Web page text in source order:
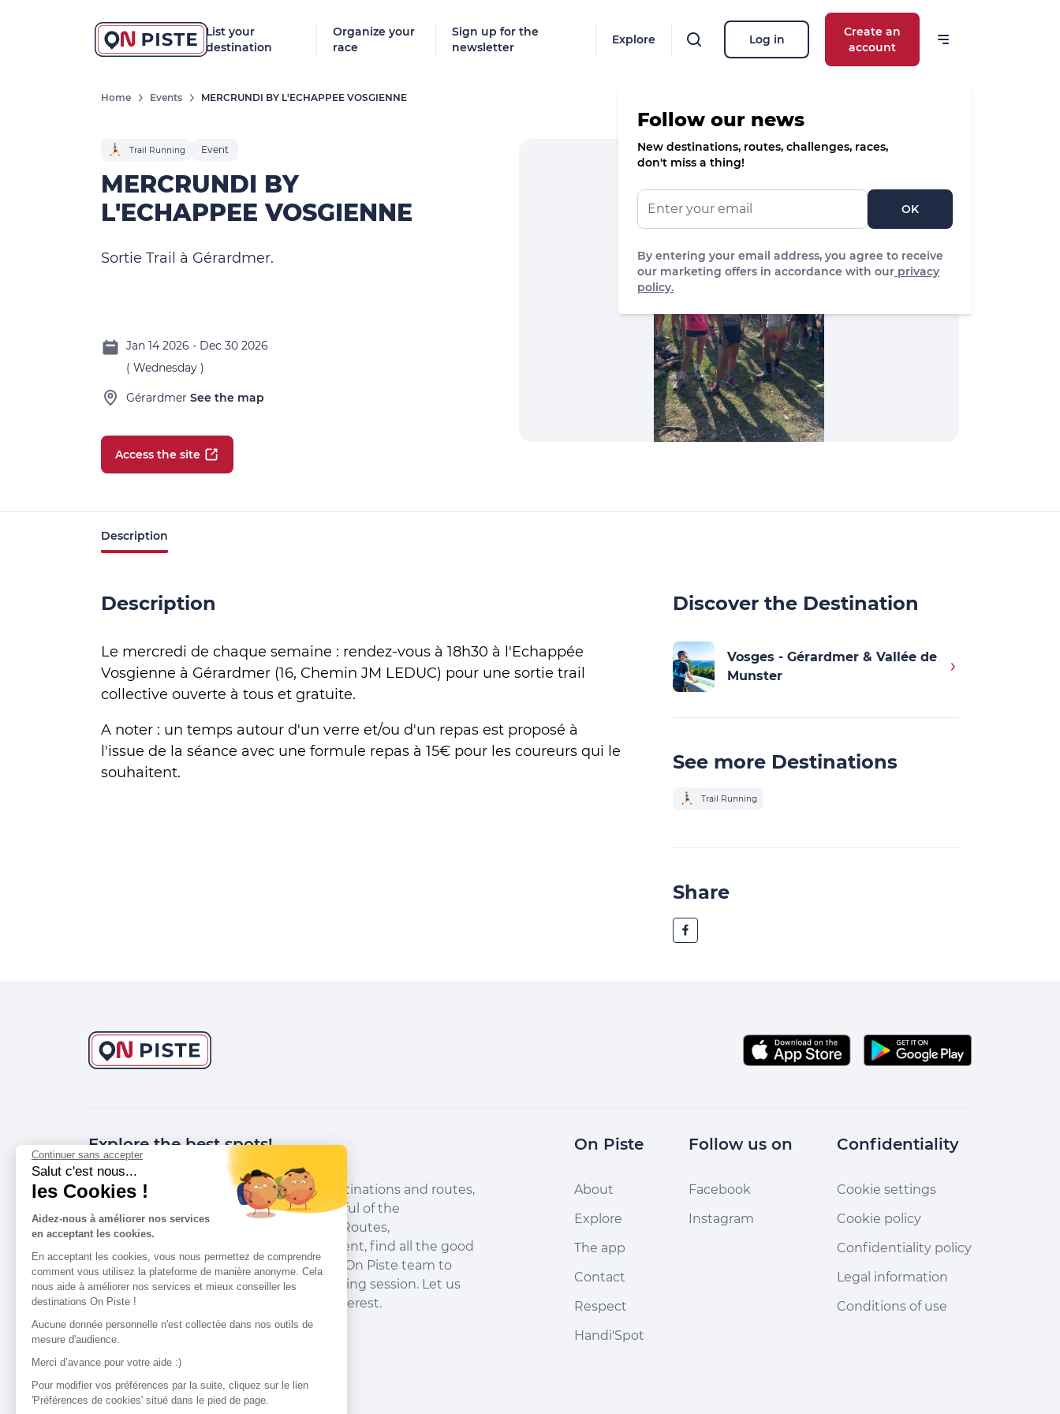
List your
destination
Organize your
race
Sign up for the
newsletter
Explore Log in
Create an
account
Follow our news
New destinations, routes, challenges, races,
don't miss a thing!
OK
By entering your email address, you agree to receive
our marketing offers in accordance with our privacy
policy.
Home Events MERCRUNDI BY L'ECHAPPEE VOSGIENNE
Trail Running Event
MERCRUNDI BY
L'ECHAPPEE VOSGIENNE
Sortie Trail à Gérardmer.
Jan 14 2026 - Dec 30 2026
( Wednesday )
Gérardmer See the map
Access the site
Description
Description
Le mercredi de chaque semaine : rendez-vous à 18h30 à l'Echappée
Vosgienne à Gérardmer (16, Chemin JM LEDUC) pour une sortie trail
collective ouverte à tous et gratuite.
A noter : un temps autour d'un verre et/ou d'un repas est proposé à
l'issue de la séance avec une formule repas à 15€ pour les coureurs qui le
souhaitent.
Discover the Destination
Vosges - Gérardmer & Vallée de
Munster
See more Destinations
Trail Running
Share
Explore the best spots!
We have picked out for you the best destinations and routes,
marked out by local experts and respectful of the
environments in which they take place. Routes,
accommodation, courses, races, equipment, find all the good
addresses and recommendations of the On Piste team to
organise your next walking, cycling or skiing session. Let us
guide you and don't miss any point of interest.
On Piste
About
Explore
The app
Contact
Respect
Handi'Spot
Follow us on
Facebook
Instagram
Confidentiality
Cookie settings
Cookie policy
Confidentiality policy
Legal information
Conditions of use
Our partners
Continuer sans accepter
Salut c'est nous...
les Cookies !
Aidez-nous à améliorer nos services
en acceptant les cookies.
En acceptant les cookies, vous nous permettez de comprendre
comment vous utilisez la plateforme de manière anonyme. Cela
nous aide à améliorer nos services et mieux conseiller les
destinations On Piste !
Aucune donnée personnelle n'est collectée dans nos outils de
mesure d'audience.
Merci d’avance pour votre aide :)
Pour modifier vos préférences par la suite, cliquez sur le lien
'Préférences de cookies' situé dans le pied de page.